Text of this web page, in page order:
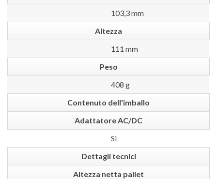
103,3 mm
Altezza
111 mm
Peso
408 g
Contenuto dell'imballo
Adattatore AC/DC
Sì
Dettagli tecnici
Altezza netta pallet